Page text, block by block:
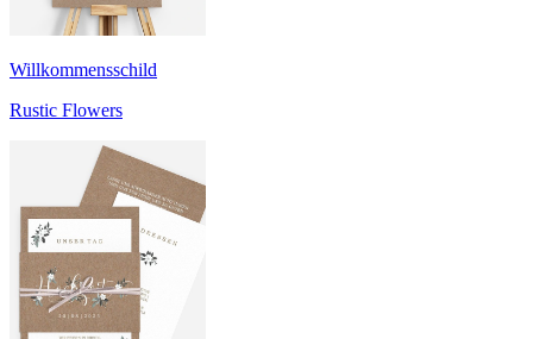
Willkommensschild
Rustic Flowers